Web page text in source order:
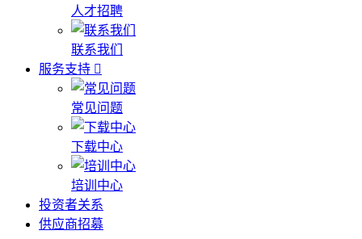
人才招聘
联系我们
服务支持
常见问题
下载中心
培训中心
投资者关系
供应商招募